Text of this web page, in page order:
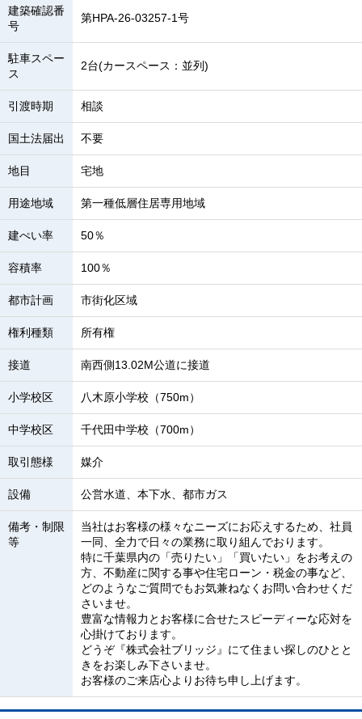
建築確認番
号
第HPA-26-03257-1号
駐車スペー
ス
2台(カースペース：並列)
引渡時期 相談
国土法届出 不要
地目 宅地
用途地域 第一種低層住居専用地域
建ぺい率 50％
容積率 100％
都市計画 市街化区域
権利種類 所有権
接道 南西側13.02M公道に接道
小学校区 八木原小学校（750m）
中学校区 千代田中学校（700m）
取引態様 媒介
設備 公営水道、本下水、都市ガス
備考・制限
等
当社はお客様の様々なニーズにお応えするため、社員
一同、全力で日々の業務に取り組んでおります。
特に千葉県内の「売りたい」「買いたい」をお考えの
方、不動産に関する事や住宅ローン・税金の事など、
どのようなご質問でもお気兼ねなくお問い合わせくだ
さいませ。
豊富な情報力とお客様に合せたスピーディーな応対を
心掛けております。
どうぞ『株式会社ブリッジ』にて住まい探しのひとと
きをお楽しみ下さいませ。
お客様のご来店心よりお待ち申し上げます。